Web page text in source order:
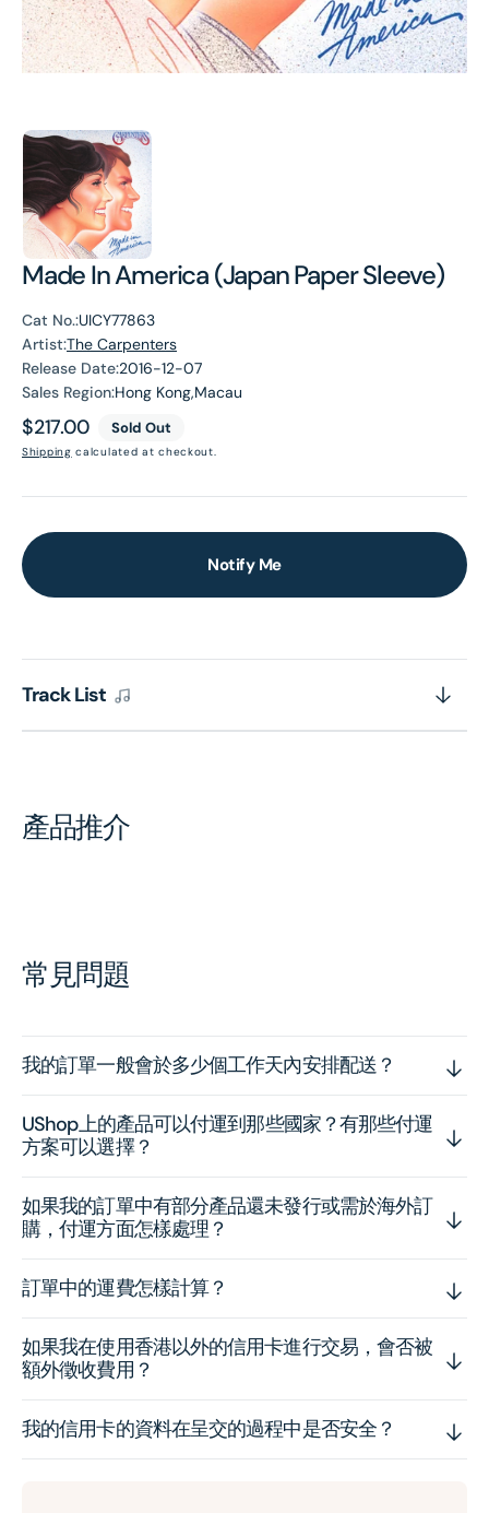
Made In America (Japan Paper Sleeve)
Cat No.:UICY77863
Artist:The Carpenters
Release Date:2016-12-07
Sales Region:Hong Kong,Macau
Regular
price
$217.00 Sold Out
Shipping calculated at checkout.
Notify Me
Track List
產品推介
常見問題
我的訂單一般會於多少個工作天內安排配送？
UShop上的產品可以付運到那些國家？有那些付運
方案可以選擇？
如果我的訂單中有部分產品還未發行或需於海外訂
購，付運方面怎樣處理？
訂單中的運費怎樣計算？
如果我在使用香港以外的信用卡進行交易，會否被
額外徵收費用？
我的信用卡的資料在呈交的過程中是否安全？